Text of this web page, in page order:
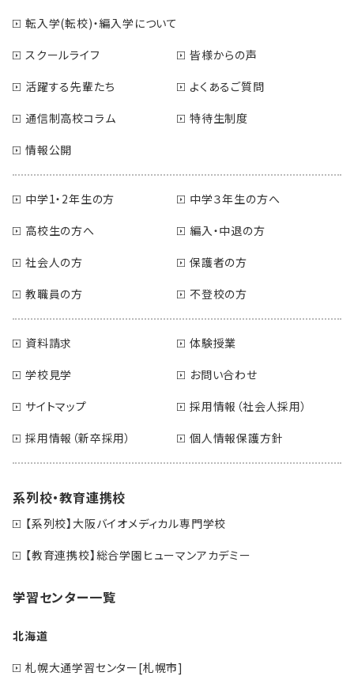
転入学(転校)・編入学について
スクールライフ
皆様からの声
活躍する先輩たち
よくあるご質問
通信制高校コラム
特待生制度
情報公開
中学1・2年生の方
中学３年生の方へ
高校生の方へ
編入・中退の方
社会人の方
保護者の方
教職員の方
不登校の方
資料請求
体験授業
学校見学
お問い合わせ
サイトマップ
採用情報（社会人採用）
採用情報（新卒採用）
個人情報保護方針
系列校・教育連携校
【系列校】大阪バイオメディカル専門学校
【教育連携校】総合学園ヒューマンアカデミー
学習センター一覧
北海道
札幌大通学習センター[札幌市]